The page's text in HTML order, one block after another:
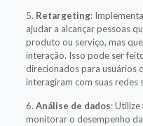
5. Retargeting:
ajudar a alcançar pessoas
produto ou serviço, mas
interação. Isso pode ser
direcionados para usuários
interagiram com suas redes
6. Análise de dados:
monitorar o desempenho